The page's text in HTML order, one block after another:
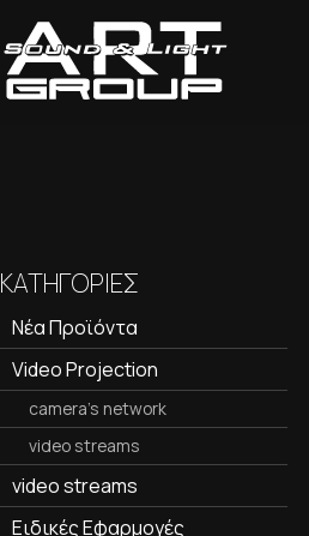
ΚΑΤΗΓΟΡΙΕΣ
Νέα Προϊόντα
Video Projection
camera's network
video streams
video streams
Ειδικές Εφαρμογές